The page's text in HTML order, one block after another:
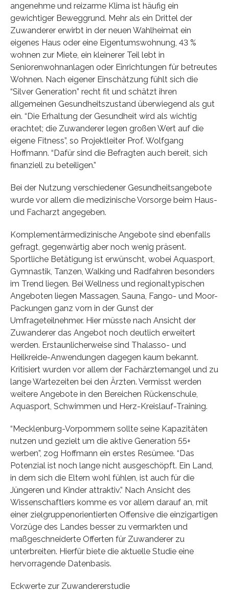
angenehme und reizarme Klima ist häufig ein
gewichtiger Beweggrund. Mehr als ein Drittel der
Zuwanderer erwirbt in der neuen Wahlheimat ein
eigenes Haus oder eine Eigentumswohnung, 43 %
wohnen zur Miete, ein kleinerer Teil lebt in
Seniorenwohnanlagen oder Einrichtungen für betreutes
Wohnen. Nach eigener Einschätzung fühlt sich die
“Silver Generation” recht fit und schätzt ihren
allgemeinen Gesundheitszustand überwiegend als gut
ein. “Die Erhaltung der Gesundheit wird als wichtig
erachtet; die Zuwanderer legen großen Wert auf die
eigene Fitness”, so Projektleiter Prof. Wolfgang
Hoffmann. “Dafür sind die Befragten auch bereit, sich
finanziell zu beteiligen.”
Bei der Nutzung verschiedener Gesundheitsangebote
wurde vor allem die medizinische Vorsorge beim Haus-
und Facharzt angegeben.
Komplementärmedizinische Angebote sind ebenfalls
gefragt, gegenwärtig aber noch wenig präsent.
Sportliche Betätigung ist erwünscht, wobei Aquasport,
Gymnastik, Tanzen, Walking und Radfahren besonders
im Trend liegen. Bei Wellness und regionaltypischen
Angeboten liegen Massagen, Sauna, Fango- und Moor-
Packungen ganz vorn in der Gunst der
Umfrageteilnehmer. Hier müsste nach Ansicht der
Zuwanderer das Angebot noch deutlich erweitert
werden. Erstaunlicherweise sind Thalasso- und
Heilkreide-Anwendungen dagegen kaum bekannt.
Kritisiert wurden vor allem der Fachärztemangel und zu
lange Wartezeiten bei den Ärzten. Vermisst werden
weitere Angebote in den Bereichen Rückenschule,
Aquasport, Schwimmen und Herz-Kreislauf-Training.
“Mecklenburg-Vorpommern sollte seine Kapazitäten
nutzen und gezielt um die aktive Generation 55+
werben”, zog Hoffmann ein erstes Resümee. “Das
Potenzial ist noch lange nicht ausgeschöpft. Ein Land,
in dem sich die Eltern wohl fühlen, ist auch für die
Jüngeren und Kinder attraktiv.” Nach Ansicht des
Wissenschaftlers komme es vor allem darauf an, mit
einer zielgruppenorientierten Offensive die einzigartigen
Vorzüge des Landes besser zu vermarkten und
maßgeschneiderte Offerten für Zuwanderer zu
unterbreiten. Hierfür biete die aktuelle Studie eine
hervorragende Datenbasis.
Eckwerte zur Zuwandererstudie